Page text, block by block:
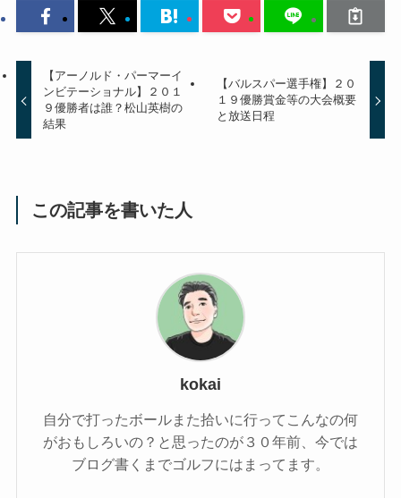
【アーノルド・パーマーイ
ンビテーショナル】２０１
９優勝者は誰？松山英樹の
結果
【バルスパー選手権】２０
１９優勝賞金等の大会概要
と放送日程
この記事を書いた人
kokai
自分で打ったボールまた拾いに行ってこんなの何
がおもしろいの？と思ったのが３０年前、今では
ブログ書くまでゴルフにはまってます。